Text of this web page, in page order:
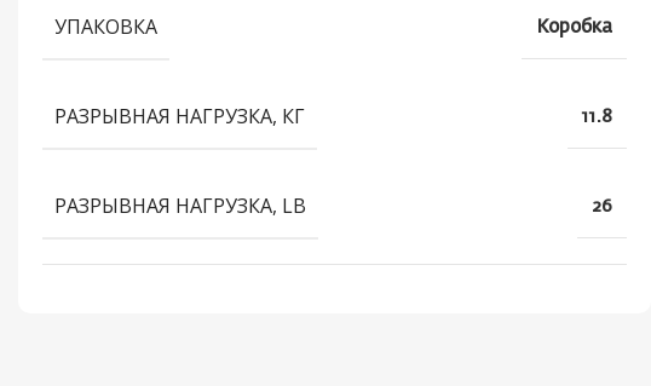
УПАКОВКА Коробка
РАЗРЫВНАЯ НАГРУЗКА, КГ 11.8
РАЗРЫВНАЯ НАГРУЗКА, LB 26